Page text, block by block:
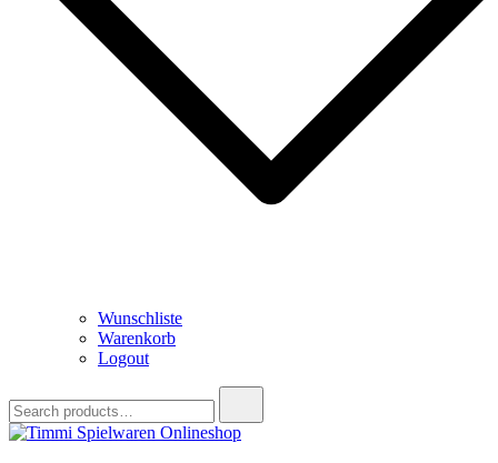
Wunschliste
Warenkorb
Logout
for: